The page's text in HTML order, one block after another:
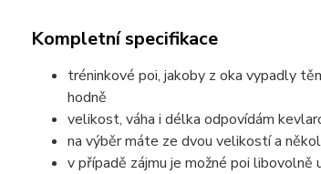
Kompletní specifikace
tréninkové poi, jakoby z oka vypadly
hodně
velikost, váha i délka odpovídám
na výběr máte ze dvou velikostí a
v případě zájmu je možné poi